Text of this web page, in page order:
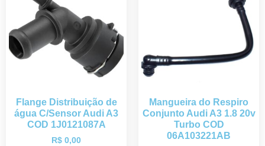
Flange Distribuição de
água C/Sensor Audi A3
COD 1J0121087A
R$ 0,00
Mangueira do Respiro
Conjunto Audi A3 1.8 20v
Turbo COD
06A103221AB